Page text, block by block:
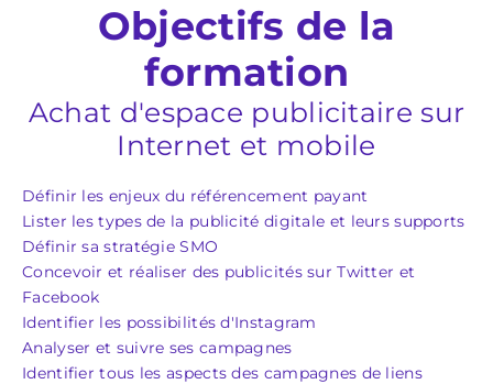
Objectifs de la
formation
Achat d'espace publicitaire sur
Internet et mobile
Définir les enjeux du référencement payant
Lister les types de la publicité digitale et leurs supports
Définir sa stratégie SMO
Concevoir et réaliser des publicités sur Twitter et
Facebook
Identifier les possibilités d'Instagram
Analyser et suivre ses campagnes
Identifier tous les aspects des campagnes de liens